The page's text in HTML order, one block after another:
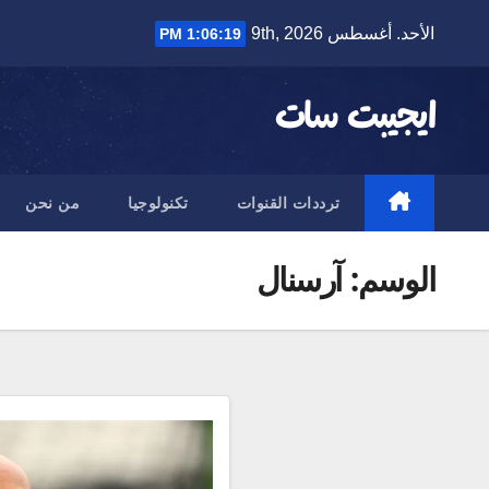
الأحد. أغسطس 9th, 2026 1:06:20 PM
ايجيبت سات
ترددات القنوات تكنولوجيا من نحن
الوسم: آرسنال